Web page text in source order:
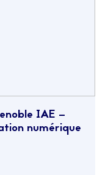
IAE –
numérique